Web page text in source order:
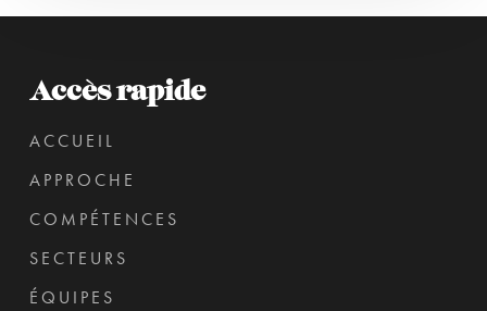
Accès rapide
ACCUEIL
APPROCHE
COMPÉTENCES
SECTEURS
ÉQUIPES